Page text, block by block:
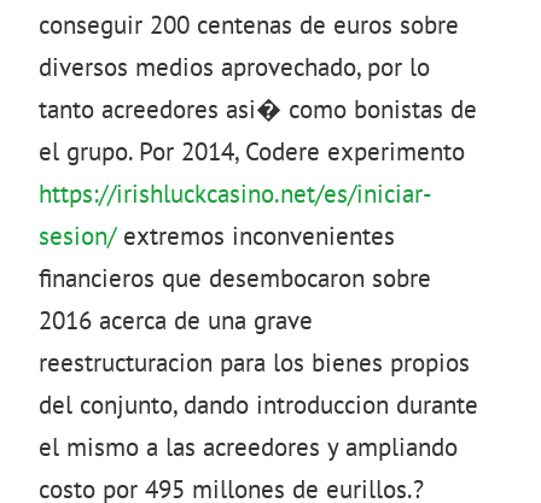
conseguir 200 centenas de euros sobre
diversos medios aprovechado, por lo
tanto acreedores asi� como bonistas de
el grupo. Por 2014, Codere experimento
https://irishluckcasino.net/es/iniciar-
sesion/extremos inconvenientes
financieros que desembocaron sobre
2016 acerca de una grave
reestructuracion para los bienes propios
del conjunto, dando introduccion durante
el mismo a las acreedores y ampliando
costo por 495 millones de eurillos.?